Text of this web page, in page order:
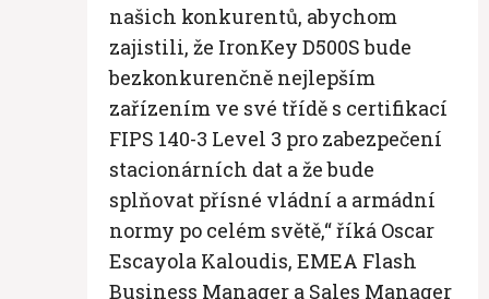
našich konkurentů, abychom
zajistili, že IronKey D500S bude
bezkonkurenčně nejlepším
zařízením ve své třídě s certifikací
FIPS 140-3 Level 3 pro zabezpečení
stacionárních dat a že bude
splňovat přísné vládní a armádní
normy po celém světě,“ říká Oscar
Escayola Kaloudis, EMEA Flash
Business Manager a Sales Manager